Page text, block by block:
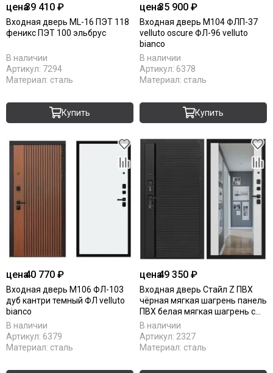
цена39 410 ₽
Входная дверь ML-16 ПЭТ 118
феникс ПЭТ 100 эльбрус
В наличии
Артикул: 7294
Материал: сталь
Купить
цена35 900 ₽
Входная дверь М104 ФЛП-37
velluto oscure ФЛ-96 velluto
bianco
В наличии
Артикул: 6378
Материал: сталь
Купить
цена40 770 ₽
Входная дверь М106 ФЛ-103
дуб кантри темный ФЛ velluto
bianco
В наличии
Артикул: 6379
Материал: сталь
цена49 350 ₽
Входная дверь Стайл Z ПВХ
чёрная мягкая шагрень панель
ПВХ белая мягкая шагрень с
зеркалом Z
В наличии
Артикул: 2327
Материал: сталь